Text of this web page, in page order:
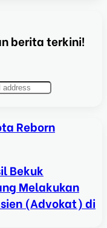
berita terkini!
Reborn
Bekuk
Melakukan
(Advokat) di